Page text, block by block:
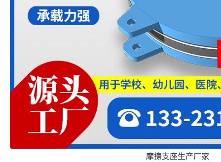
摩擦支座生产厂家